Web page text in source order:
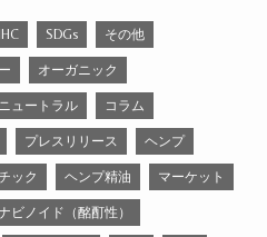
SDGs その他
オーガニック
ュートラル コラム
プレスリリース ヘンプ
ック ヘンプ精油 マーケット
ビノイド（酩酊性）